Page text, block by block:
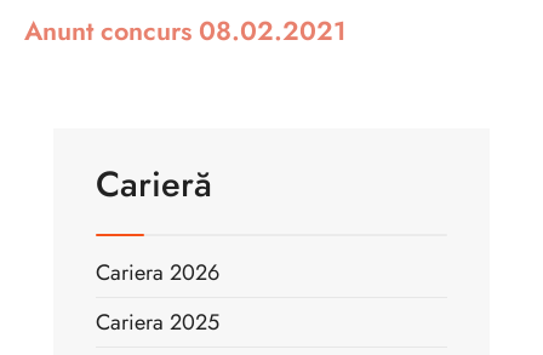
Anunt concurs 08.02.2021
Carieră
Cariera 2026
Cariera 2025